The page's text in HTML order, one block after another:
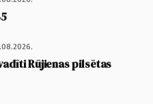
Rūjienas pilsētas